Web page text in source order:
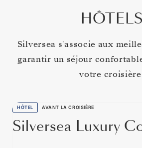
HÔTELS
Silversea s'associe aux
garantir un séjour
votre
HÔTEL AVANT LA CROISIÈRE
Silversea Luxury